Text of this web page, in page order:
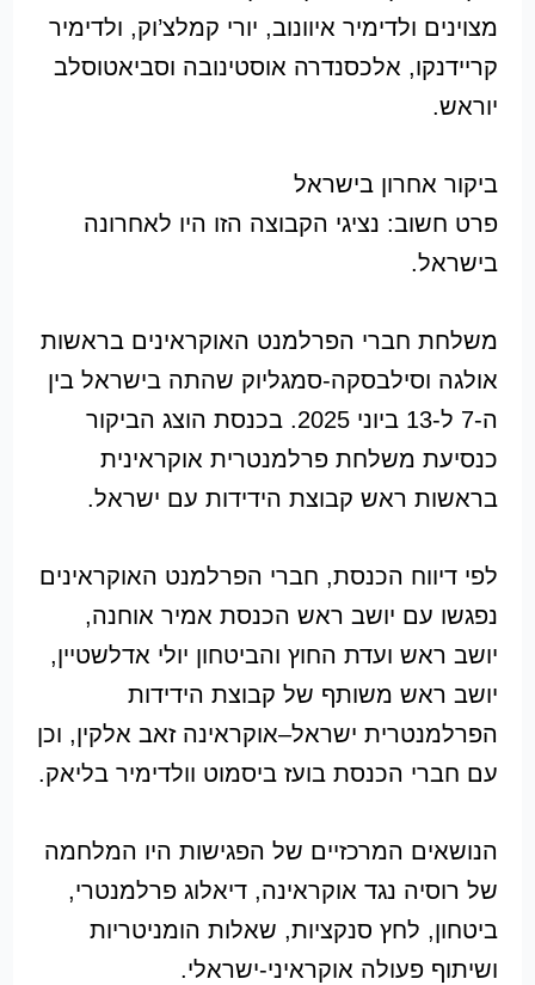
מצוינים ולדימיר איוונוב, יורי קמלצ’וק, ולדימיר
קריידנקו, אלכסנדרה אוסטינובה וסביאטוסלב
יוראש.
ביקור אחרון בישראל
פרט חשוב: נציגי הקבוצה הזו היו לאחרונה
בישראל.
משלחת חברי הפרלמנט האוקראינים בראשות
אולגה וסילבסקה-סמגליוק שהתה בישראל בין
ה-7 ל-13 ביוני 2025. בכנסת הוצג הביקור
כנסיעת משלחת פרלמנטרית אוקראינית
בראשות ראש קבוצת הידידות עם ישראל.
לפי דיווח הכנסת, חברי הפרלמנט האוקראינים
נפגשו עם יושב ראש הכנסת אמיר אוחנה,
יושב ראש ועדת החוץ והביטחון יולי אדלשטיין,
יושב ראש משותף של קבוצת הידידות
הפרלמנטרית ישראל–אוקראינה זאב אלקין, וכן
עם חברי הכנסת בועז ביסמוט וולדימיר בליאק.
הנושאים המרכזיים של הפגישות היו המלחמה
של רוסיה נגד אוקראינה, דיאלוג פרלמנטרי,
ביטחון, לחץ סנקציות, שאלות הומניטריות
ושיתוף פעולה אוקראיני-ישראלי.